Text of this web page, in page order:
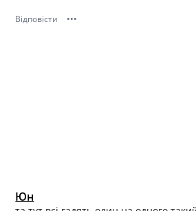
Відповісти •••
Юн